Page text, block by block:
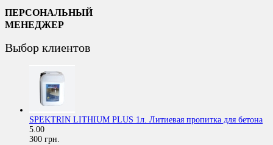
ПЕРСОНАЛЬНЫЙ
МЕНЕДЖЕР
Выбор клиентов
SPEKTRIN LITHIUM PLUS 1л. Литиевая пропитка для бетона
5.00
300 грн.